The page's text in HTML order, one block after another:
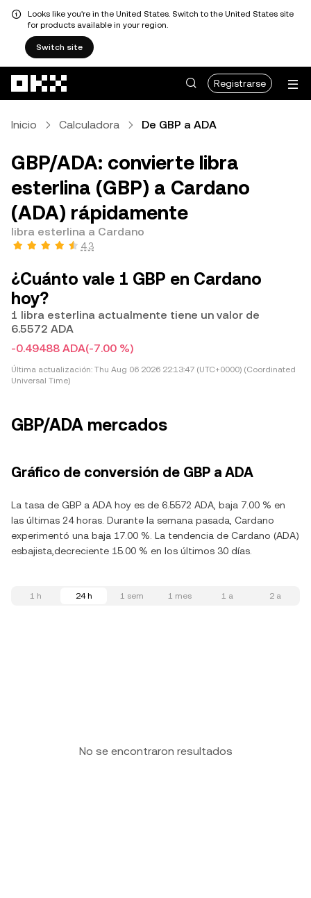
Looks like you're in the United States. Switch to the United States site
for products available in your region.
Switch site
Registrarse
Inicio Calculadora De GBP a ADA
GBP/ADA: convierte libra
esterlina (GBP) a Cardano
(ADA) rápidamente
libra esterlina a Cardano
4.3
¿Cuánto vale 1 GBP en Cardano
hoy?
1 libra esterlina actualmente tiene un valor de
6.5572 ADA
-0.49488 ADA(-7.00 %)
Última actualización: Thu Aug 06 2026 22:13:47 (UTC+0000) (Coordinated
Universal Time)
GBP/ADA mercados
Gráfico de conversión de GBP a ADA
La tasa de GBP a ADA hoy es de 6.5572 ADA, baja 7.00 % en
las últimas 24 horas. Durante la semana pasada, Cardano
experimentó una baja 17.00 %. La tendencia de Cardano (ADA)
esbajista,decreciente 15.00 % en los últimos 30 días.
1 h 24 h 1 sem 1 mes 1 a 2 a
No se encontraron resultados